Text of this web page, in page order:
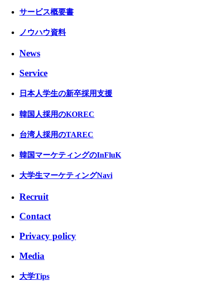
サービス概要書
ノウハウ資料
News
Service
日本人学生の新卒採用支援
韓国人採用のKOREC
台湾人採用のTAREC
韓国マーケティングのInFluK
大学生マーケティングNavi
Recruit
Contact
Privacy policy
Media
大学Tips